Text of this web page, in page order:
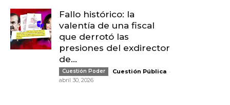
Fallo histórico: la
valentía de una fiscal
que derrotó las
presiones del exdirector
de...
Cuestión Poder Cuestión Pública -
abril 30, 2026